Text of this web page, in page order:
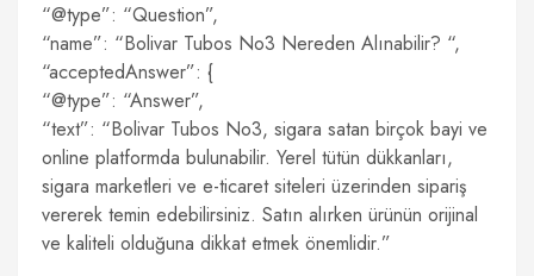
“@type”: “Question”,
“name”: “Bolivar Tubos No3 Nereden Alınabilir? “,
“acceptedAnswer”: {
“@type”: “Answer”,
“text”: “Bolivar Tubos No3, sigara satan birçok bayi ve
online platformda bulunabilir. Yerel tütün dükkanları,
sigara marketleri ve e-ticaret siteleri üzerinden sipariş
vererek temin edebilirsiniz. Satın alırken ürünün orijinal
ve kaliteli olduğuna dikkat etmek önemlidir.”